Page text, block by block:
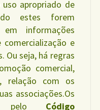
apropriado de
estes forem
informações
e
Ou seja, há regras
comercial,
relação com os
associações.Os
pelo Código